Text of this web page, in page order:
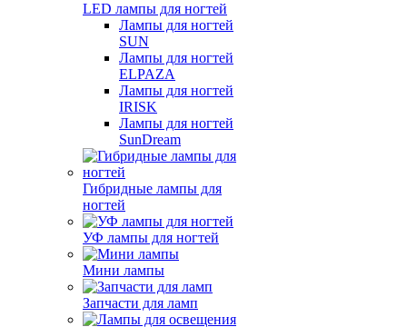
LED лампы для ногтей
Лампы для ногтей
SUN
Лампы для ногтей
ELPAZA
Лампы для ногтей
IRISK
Лампы для ногтей
SunDream
Гибридные лампы для
ногтей
УФ лампы для ногтей
Мини лампы
Запчасти для ламп